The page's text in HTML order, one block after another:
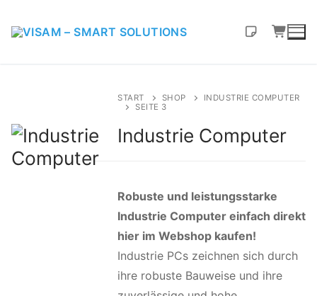
START SHOP
INDUSTRIE COMPUTER
SEITE 3
Industrie Computer
Robuste und leistungsstarke
Industrie Computer einfach direkt
hier im Webshop kaufen!
Industrie PCs zeichnen sich durch
ihre robuste Bauweise und ihre